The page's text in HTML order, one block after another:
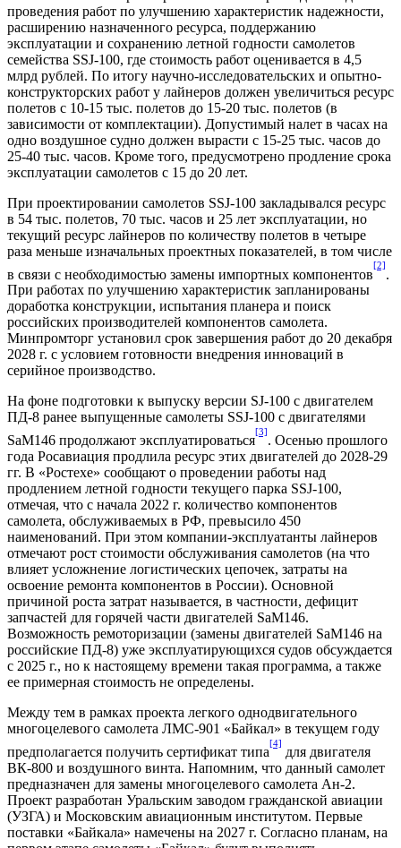
проведения работ по улучшению характеристик надежности,
расширению назначенного ресурса, поддержанию
эксплуатации и сохранению летной годности самолетов
семейства SSJ-100, где стоимость работ оценивается в 4,5
млрд рублей. По итогу научно-исследовательских и опытно-
конструкторских работ у лайнеров должен увеличиться ресурс
полетов с 10-15 тыс. полетов до 15-20 тыс. полетов (в
зависимости от комплектации). Допустимый налет в часах на
одно воздушное судно должен вырасти с 15-25 тыс. часов до
25-40 тыс. часов. Кроме того, предусмотрено продление срока
эксплуатации самолетов с 15 до 20 лет.
При проектировании самолетов SSJ-100 закладывался ресурс
в 54 тыс. полетов, 70 тыс. часов и 25 лет эксплуатации, но
текущий ресурс лайнеров по количеству полетов в четыре
раза меньше изначальных проектных показателей, в том числе
в связи с необходимостью замены импортных компонентов
[2]
.
При работах по улучшению характеристик запланированы
доработка конструкции, испытания планера и поиск
российских производителей компонентов самолета.
Минпромторг установил срок завершения работ до 20 декабря
2028 г. с условием готовности внедрения инноваций в
серийное производство.
На фоне подготовки к выпуску версии SJ-100 с двигателем
ПД-8 ранее выпущенные самолеты SSJ-100 с двигателями
SaM146 продолжают эксплуатироваться
[3]
. Осенью прошлого
года Росавиация продлила ресурс этих двигателей до 2028-29
гг. В «Ростехе» сообщают о проведении работы над
продлением летной годности текущего парка SSJ-100,
отмечая, что с начала 2022 г. количество компонентов
самолета, обслуживаемых в РФ, превысило 450
наименований. При этом компании-эксплуатанты лайнеров
отмечают рост стоимости обслуживания самолетов (на что
влияет усложнение логистических цепочек, затраты на
освоение ремонта компонентов в России). Основной
причиной роста затрат называется, в частности, дефицит
запчастей для горячей части двигателей SaM146.
Возможность ремоторизации (замены двигателей SaM146 на
российские ПД-8) уже эксплуатирующихся судов обсуждается
с 2025 г., но к настоящему времени такая программа, а также
ее примерная стоимость не определены.
Между тем в рамках проекта легкого однодвигательного
многоцелевого самолета ЛМС-901 «Байкал» в текущем году
предполагается получить сертификат типа
[4]
для двигателя
ВК-800 и воздушного винта. Напомним, что данный самолет
предназначен для замены многоцелевого самолета Ан-2.
Проект разработан Уральским заводом гражданской авиации
(УЗГА) и Московским авиационным институтом. Первые
поставки «Байкала» намечены на 2027 г. Согласно планам, на